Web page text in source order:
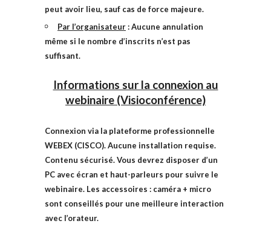
peut avoir lieu, sauf cas de force majeure.
Par l’organisateur: Aucune annulation
même si le nombre d’inscrits n’est pas
suffisant.
Informations sur la connexion au
webinaire (Visioconférence)
Connexion via la plateforme professionnelle
WEBEX (CISCO). Aucune installation requise.
Contenu sécurisé. Vous devrez disposer d’un
PC avec écran et haut-parleurs pour suivre le
webinaire. Les accessoires : caméra + micro
sont conseillés pour une meilleure interaction
avec l’orateur.